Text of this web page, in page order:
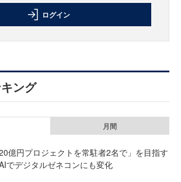
ログイン
ング
月間
億円プロジェクトを常駐者2名で」を目指す
でデジタルゼネコンにも変化